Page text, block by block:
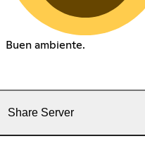
Buen ambiente.
Share Server